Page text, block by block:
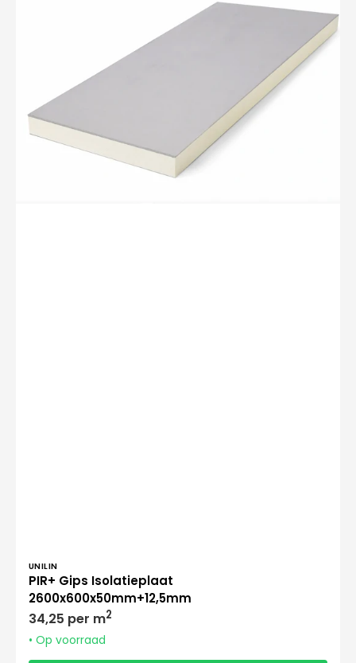
2600x600x50mm+12,5mm
UNILIN
PIR+ Gips Isolatieplaat
2600x600x50mm+12,5mm
Normale
prijs
34,25 per m2
• Op voorraad